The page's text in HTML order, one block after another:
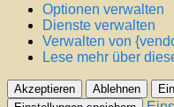
Optionen verwalten
Dienste verwalten
Verwalten von
Lese mehr über
Akzeptieren Ablehnen